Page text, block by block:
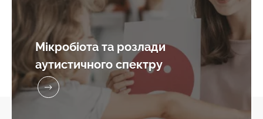
Мікробіота та розлади
аутистичного спектру